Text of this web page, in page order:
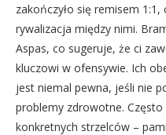
zakończyło się remisem
rywalizacja między nimi.
Aspas, co sugeruje, że ci
kluczowi w ofensywie. Ich
jest niemal pewna, jeśli nie
problemy zdrowotne.
konkretnych strzelców –